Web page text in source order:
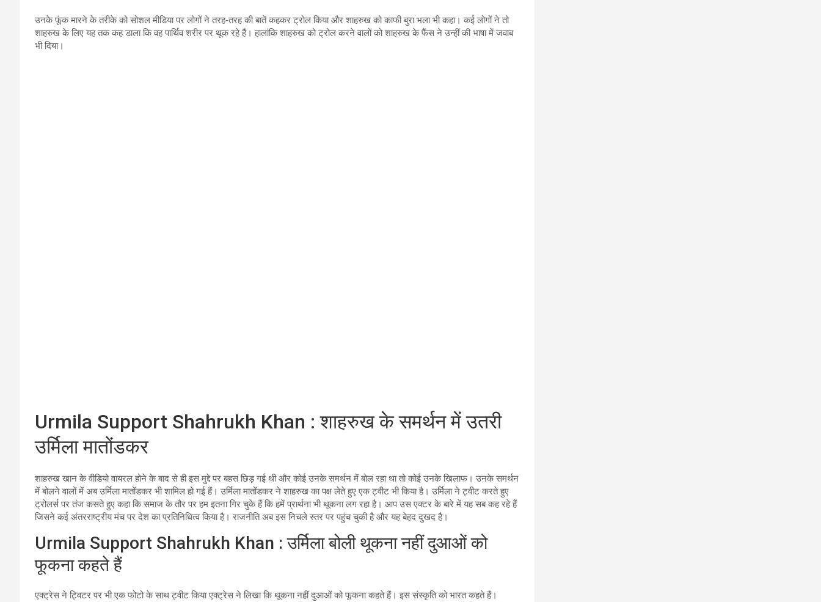
उनके फूंक मारने के तरीके को सोशल मीडिया पर लोगों ने तरह-तरह की बातें कहकर ट्रोल किया और शाहरुख को काफी बुरा भला भी कहा। कई लोगों ने तो
शाहरुख के लिए यह तक कह डाला कि वह पार्थिव शरीर पर थूक रहे हैं। हालांकि शाहरुख को ट्रोल करने वालों को शाहरुख के फैंस ने उन्हीं की भाषा में जवाब
भी दिया।
Urmila Support Shahrukh Khan : शाहरुख के समर्थन में उतरी
उर्मिला मातोंडकर
शाहरुख खान के वीडियो वायरल होने के बाद से ही इस मुद्दे पर बहस छिड़ गई थी और कोई उनके समर्थन में बोल रहा था तो कोई उनके खिलाफ। उनके समर्थन
में बोलने वालों में अब उर्मिला मातोंडकर भी शामिल हो गई हैं। उर्मिला मातोंडकर ने शाहरुख का पक्ष लेते हुए एक ट्वीट भी किया है। उर्मिला ने ट्वीट करते हुए
ट्रोलर्स पर तंज कसते हुए कहा कि समाज के तौर पर हम इतना गिर चुके हैं कि हमें प्रार्थना भी थूकना लग रहा है। आप उस एक्टर के बारे में यह सब कह रहे हैं
जिसने कई अंतरराष्ट्रीय मंच पर देश का प्रतिनिधित्व किया है। राजनीति अब इस निचले स्तर पर पहुंच चुकी है और यह बेहद दुखद है।
Urmila Support Shahrukh Khan : उर्मिला बोली थूकना नहीं दुआओं को
फूकना कहते हैं
एक्ट्रेस ने ट्विटर पर भी एक फोटो के साथ ट्वीट किया एक्ट्रेस ने लिखा कि थूकना नहीं दुआओं को फूकना कहते हैं। इस संस्कृति को भारत कहते हैं।